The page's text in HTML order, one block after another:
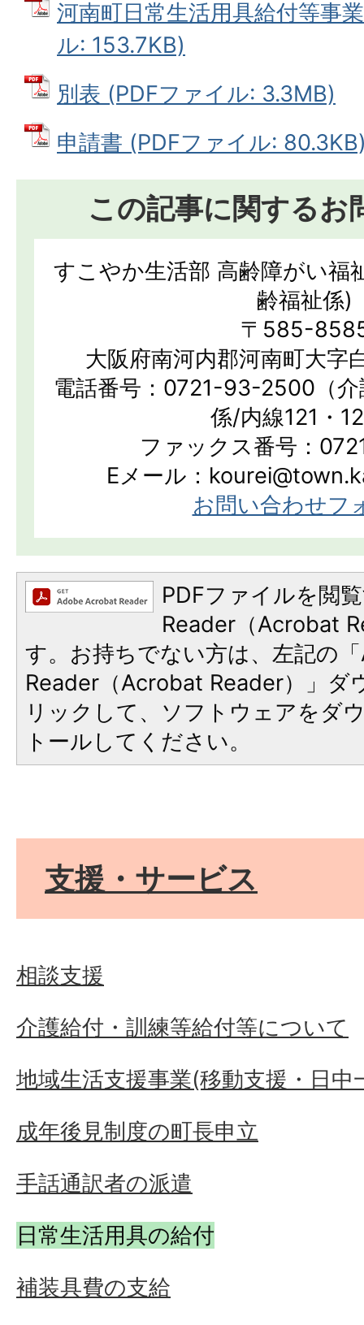
河南町日常生活用具給付等事
ル: 153.7KB)
別表 (PDFファイル: 3.3MB)
申請書 (PDFファイル:
この記事に関するお
すこやか生活部 高齢障がい福
齢福祉係)
〒585-
大阪府南河内郡河南町大字
電話番号：0721-93-2500（介
係/内線121・
ファックス番号：
Eメール：
お問い合わせフ
PDFファイルを閲
Reader（Acrobat
す。お持ちでない方は、左記の
Reader（Acrobat Reader）」ダ
リックして、ソフトウェアをダ
トールしてください。
支援・サービス
相談支援
介護給付・訓練等給付等について
地域生活支援事業(移動支援・日
成年後見制度の町長申立
手話通訳者の派遣
日常生活用具の給付
補装具費の支給